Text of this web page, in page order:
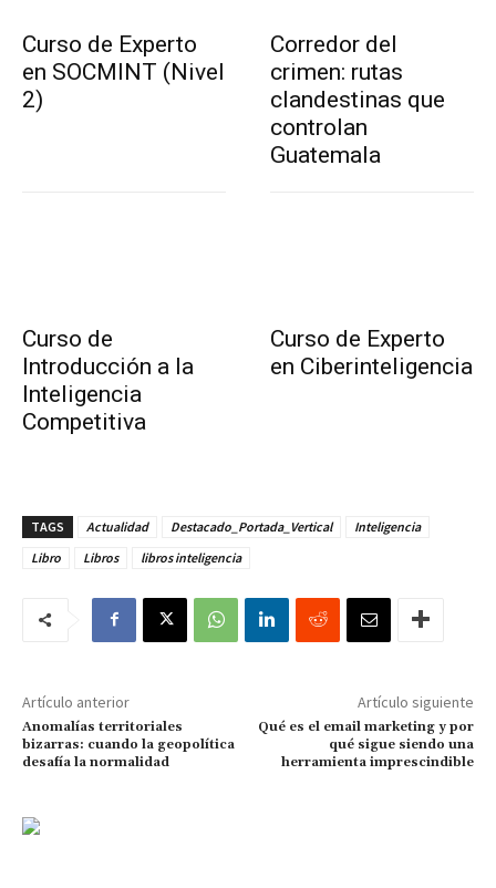
Curso de Experto
en SOCMINT (Nivel
2)
Corredor del
crimen: rutas
clandestinas que
controlan
Guatemala
Curso de
Introducción a la
Inteligencia
Competitiva
Curso de Experto
en Ciberinteligencia
TAGS Actualidad Destacado_Portada_Vertical
Inteligencia
Libro
Libros libros inteligencia
Artículo anterior
Anomalías territoriales
bizarras: cuando la geopolítica
desafía la normalidad
Artículo siguiente
Qué es el email marketing y por
qué sigue siendo una
herramienta imprescindible